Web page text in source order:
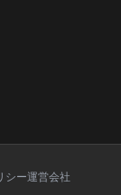
シー運営会社